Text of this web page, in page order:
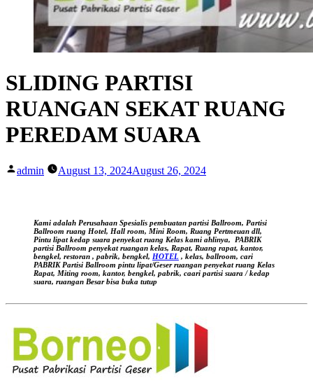
SLIDING PARTISI
RUANGAN SEKAT RUANG
PEREDAM SUARA
Posted
admin August 13, 2024August 26, 2024
Kami adalah Perusahaan Spesialis pembuatan partisi Ballroom, Partisi
Ballroom ruang Hotel, Hall room, Mini Room, Ruang Pertmeuan dll,
Pintu lipat kedap suara penyekat ruang Kelas kami ahlinya,
PABRIK
partisi Ballroom penyekat ruangan kelas, Rapat, Ruang rapat, kantor,
bengkel, restoran , pabrik, bengkel, HOTEL , kelas, ballroom, cari
PABRIK Partisi Ballroom pintu lipat/Geser ruangan penyekat ruang Kelas
Rapat, Miting room, kantor, bengkel, pabrik, caari partisi suara / kedap
suara, ruangan Besar bisa buka tutup